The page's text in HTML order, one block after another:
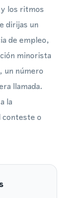
los ritmos
dirijas un
de empleo,
minorista
un número
llamada.
la
conteste o